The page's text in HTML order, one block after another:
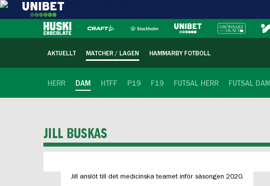
AKTUELLT MATCHER / LAGEN HAMMARBY FOTBOLL
HERR DAM HTFF P19 F19 FUTSAL HERR FUTSAL DAM
JILL BUSKAS
Jill anslöt till det medicinska teamet inför säsongen 2020.